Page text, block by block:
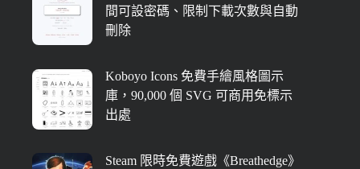
間可設密碼、限制下載次數與自動
刪除
Koboyo Icons 免費手繪風格圖示
庫，90,000 個 SVG 可商用免標示
出處
Steam 限時免費遊戲《Breathedge》